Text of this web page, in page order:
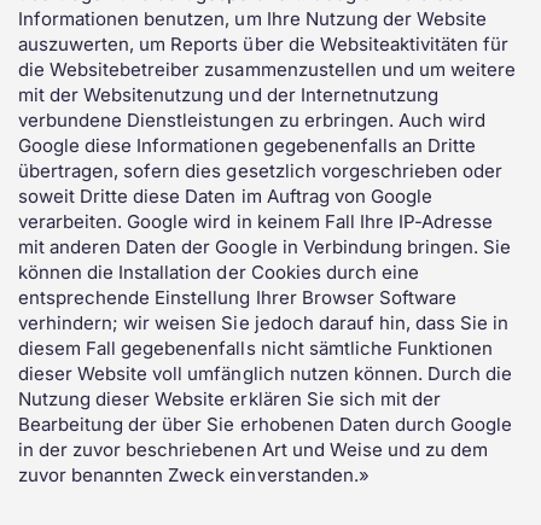
Informationen benutzen, um Ihre Nutzung der Website
auszuwerten, um Reports über die Websiteaktivitäten für
die Websitebetreiber zusammenzustellen und um weitere
mit der Websitenutzung und der Internetnutzung
verbundene Dienstleistungen zu erbringen. Auch wird
Google diese Informationen gegebenenfalls an Dritte
übertragen, sofern dies gesetzlich vorgeschrieben oder
soweit Dritte diese Daten im Auftrag von Google
verarbeiten. Google wird in keinem Fall Ihre IP-Adresse
mit anderen Daten der Google in Verbindung bringen. Sie
können die Installation der Cookies durch eine
entsprechende Einstellung Ihrer Browser Software
verhindern; wir weisen Sie jedoch darauf hin, dass Sie in
diesem Fall gegebenenfalls nicht sämtliche Funktionen
dieser Website voll umfänglich nutzen können. Durch die
Nutzung dieser Website erklären Sie sich mit der
Bearbeitung der über Sie erhobenen Daten durch Google
in der zuvor beschriebenen Art und Weise und zu dem
zuvor benannten Zweck einverstanden.»